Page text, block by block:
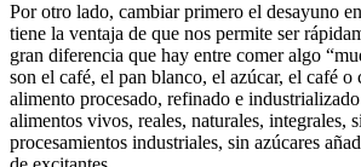
Por otro lado, cambiar primero el desayuno
tiene la ventaja de que nos permite ser
gran diferencia que hay entre comer algo
son el café, el pan blanco, el azúcar, el café o
alimento procesado, refinado e
alimentos vivos, reales, naturales, integrales,
procesamientos industriales, sin azúcares